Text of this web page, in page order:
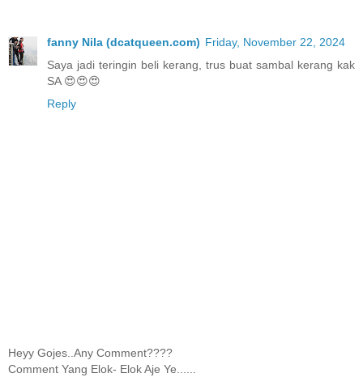
fanny Nila (dcatqueen.com) Friday, November 22, 2024
Saya jadi teringin beli kerang, trus buat sambal kerang kak
SA 😍😍😍
Reply
Heyy Gojes..Any Comment????
Comment Yang Elok- Elok Aje Ye......